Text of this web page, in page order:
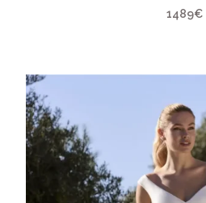
1489€